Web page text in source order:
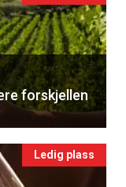
forskjellen
Ledig plass